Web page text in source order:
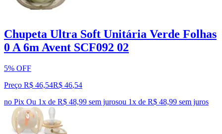
Chupeta Ultra Soft Unitária Verde Folhas
0 A 6m Avent SCF092 02
5% OFF
Preço R$ 46,54R$ 46,54
no Pix Ou 1x de R$ 48,99 sem jurosou 1x de R$ 48,99 sem juros